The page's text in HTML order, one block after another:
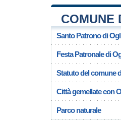
COMUNE
Santo Patrono di
Festa Patronale di
Statuto del comune
Città gemellate con
Parco naturale